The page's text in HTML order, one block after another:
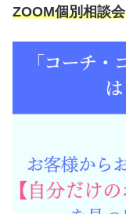
ZOOM個別相談会